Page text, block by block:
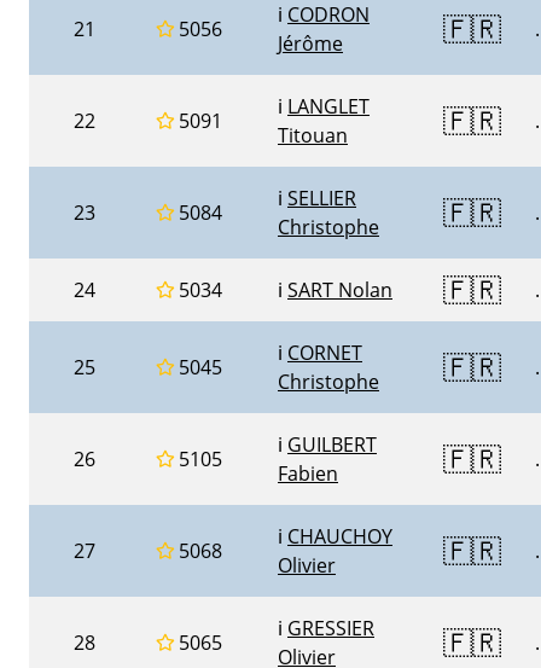
21 5056
ℹ️ CODRON
Jérôme
🇫🇷 .
22 5091
ℹ️ LANGLET
Titouan
🇫🇷 .
23 5084
ℹ️ SELLIER
Christophe
🇫🇷 .
24 5034 ℹ️ SART Nolan 🇫🇷 .
25 5045
ℹ️ CORNET
Christophe
🇫🇷 .
26 5105
ℹ️ GUILBERT
Fabien
🇫🇷 .
27 5068
ℹ️ CHAUCHOY
Olivier
🇫🇷 .
28 5065
ℹ️ GRESSIER
Olivier
🇫🇷 .